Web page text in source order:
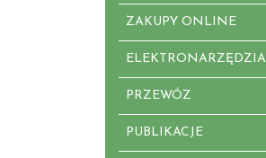
ZAKUPY ONLINE
ELEKTRONARZĘDZIA
PRZEWÓZ
PUBLIKACJE